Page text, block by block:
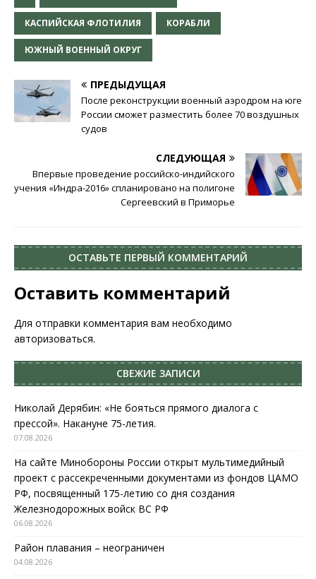
КАСПИЙСКАЯ ФЛОТИЛИЯ КОРАБЛИ
ЮЖНЫЙ ВОЕННЫЙ ОКРУГ
ПРЕДЫДУЩАЯ
После реконструкции военный аэродром на юге
России сможет разместить более 70 воздушных
судов
СЛЕДУЮЩАЯ
Впервые проведение российско-индийского
учения «Индра-2016» спланировано на полигоне
Сергеевский в Приморье
ОСТАВЬТЕ ПЕРВЫЙ КОММЕНТАРИЙ
Оставить комментарий
Для отправки комментария вам необходимо
авторизоваться.
СВЕЖИЕ ЗАПИСИ
Николай Дерябин: «Не бояться прямого диалога с
прессой». Накануне 75-летия.
07.08.2026
На сайте Минобороны России открыт мультимедийный
проект с рассекреченными документами из фондов ЦАМО
РФ, посвященный 175-летию со дня создания
Железнодорожных войск ВС РФ
06.08.2026
Район плавания – неограничен
04.08.2026